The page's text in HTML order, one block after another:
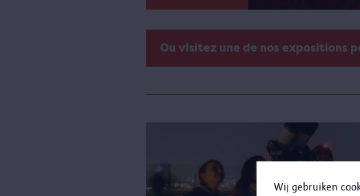
Wij gebruiken
Ou visitez une de nos expositions